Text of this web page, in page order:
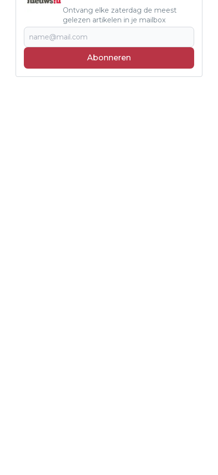
Ontvang elke zaterdag de meest
gelezen artikelen in je mailbox
Abonneren